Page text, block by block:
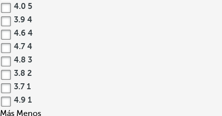
4.0 5
3.9 4
4.6 4
4.7 4
4.8 3
3.8 2
3.7 1
4.9 1
Más Menos